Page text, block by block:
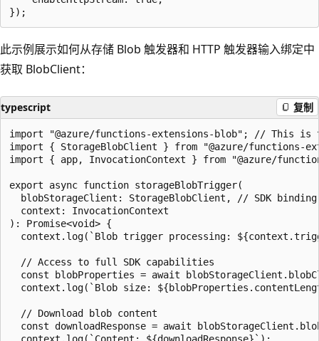
此示例展示如何从存储 Blob 触发器和 HTTP 触发器输入绑定中
获取 BlobClient：
typescript 复制
import "@azure/functions-extensions-blob"; // This is
import { StorageBlobClient } from "@azure/functions-
import { app, InvocationContext } from "@azure/
export async function storageBlobTrigger(
blobStorageClient: StorageBlobClient, // SDK
  context: InvocationContext
): Promise<void> {
context.log(`Blob trigger processing:
  // Access to full SDK capabilities
const blobProperties = await
context.log(`Blob size:
  // Download blob content
const downloadResponse = await
  context.log(`Content: ${downloadResponse}`);